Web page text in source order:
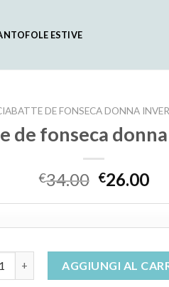
ESTIVE
DE FONSECA DONNA
de fonseca
€34.00 €26.00
AGGIUNGI AL